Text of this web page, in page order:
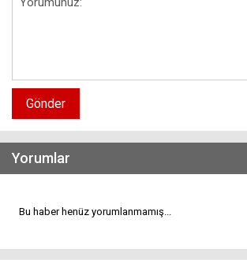
Gönder
Yorumlar
Bu haber henüz yorumlanmamış...